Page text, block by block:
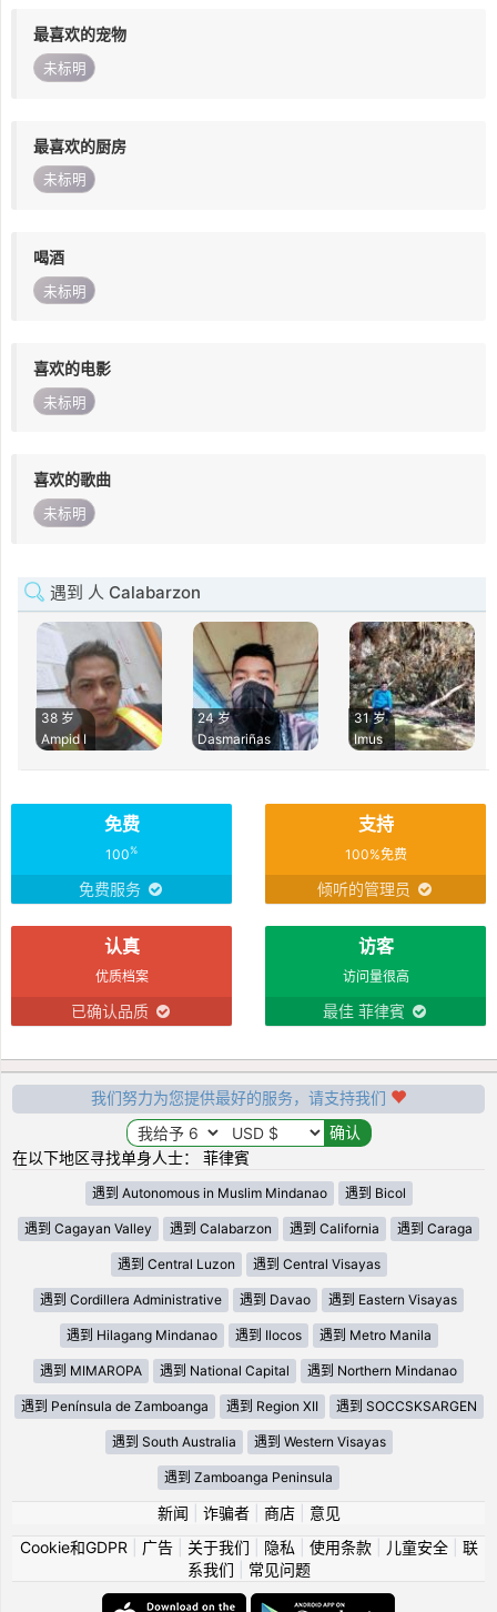
最喜欢的宠物
未标明
最喜欢的厨房
未标明
喝酒
未标明
喜欢的电影
未标明
喜欢的歌曲
未标明
遇到 人 Calabarzon
38 岁
Ampid I
24 岁
Dasmariñas
31 岁
Imus
免费
100%
免费服务
支持
100%免费
倾听的管理员
认真
优质档案
已确认品质
访客
访问量很高
最佳 菲律賓
我们努力为您提供最好的服务，请支持我们
在以下地区寻找单身人士： 菲律賓
遇到 Autonomous in Muslim Mindanao 遇到 Bicol
遇到 Cagayan Valley 遇到 Calabarzon 遇到 California 遇到 Caraga
遇到 Central Luzon 遇到 Central Visayas
遇到 Cordillera Administrative 遇到 Davao 遇到 Eastern Visayas
遇到 Hilagang Mindanao 遇到 Ilocos 遇到 Metro Manila
遇到 MIMAROPA 遇到 National Capital 遇到 Northern Mindanao
遇到 Península de Zamboanga 遇到 Region XII 遇到 SOCCSKSARGEN
遇到 South Australia 遇到 Western Visayas
遇到 Zamboanga Peninsula
新闻 诈骗者| 商店| 意见
Cookie和GDPR
广告| 关于我们 隐私 使用条款| 儿童安全| 联
系我们
常见问题